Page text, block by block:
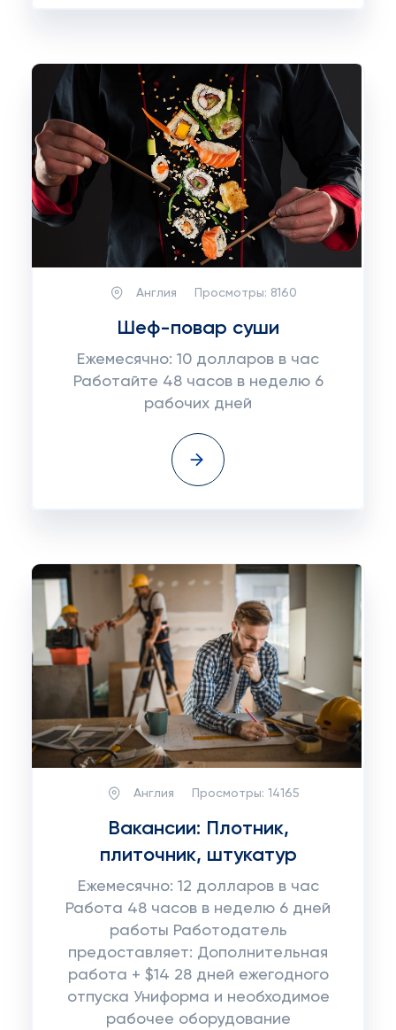
Англия Просмотры: 8160
Шеф-повар суши
Ежемесячно: 10 долларов в час
Работайте 48 часов в неделю 6
рабочих дней
Англия Просмотры: 14165
Вакансии: Плотник,
плиточник, штукатур
Ежемесячно: 12 долларов в час
Работа 48 часов в неделю 6 дней
работы Работодатель
предоставляет: Дополнительная
работа + $14 28 дней ежегодного
отпуска Униформа и необходимое
рабочее оборудование